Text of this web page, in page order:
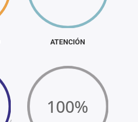
ATENCIÓN
100%